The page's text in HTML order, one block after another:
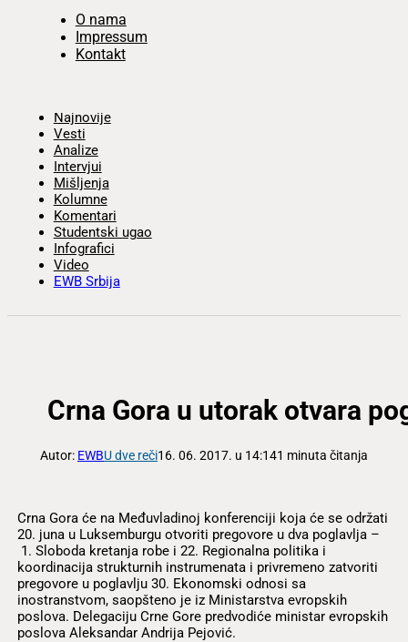
O nama
Impressum
Kontakt
Najnovije
Vesti
Analize
Intervjui
Mišljenja
Kolumne
Komentari
Studentski ugao
Infografici
Video
EWB Srbija
Crna Gora u utorak otvara
Autor: EWBU dve reči16. 06. 2017. u 14:141 minuta čitanja
Crna Gora će na Međuvladinoj konferenciji koja će se održati
20. juna u Luksemburgu otvoriti pregovore u dva poglavlja –
1. Sloboda kretanja robe i 22. Regionalna politika i
koordinacija strukturnih instrumenata i privremeno zatvoriti
pregovore u poglavlju 30. Ekonomski odnosi sa
inostranstvom, saopšteno je iz Ministarstva evropskih
poslova. Delegaciju Crne Gore predvodiće ministar evropskih
poslova Aleksandar Andrija Pejović.